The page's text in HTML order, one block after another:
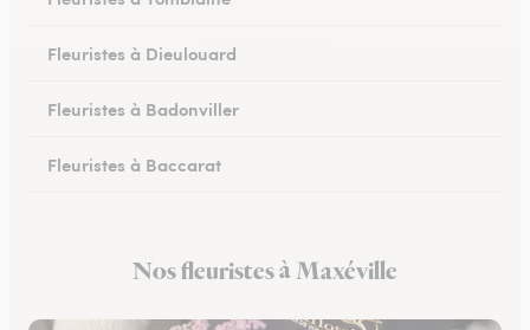
Fleuristes à Dieulouard
Fleuristes à Badonviller
Fleuristes à Baccarat
Fleuristes à LongwyNos fleuristes à Maxéville